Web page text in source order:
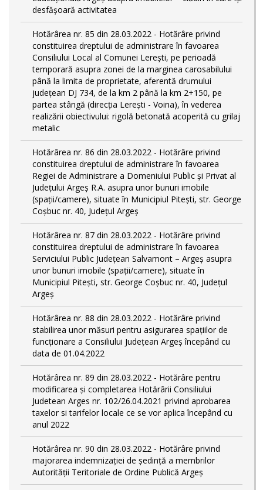
desfășoară activitatea
Hotărârea nr. 85 din 28.03.2022 - Hotărâre privind
constituirea dreptului de administrare în favoarea
Consiliului Local al Comunei Lerești, pe perioadă
temporară asupra zonei de la marginea carosabilului
până la limita de proprietate, aferentă drumului
județean DJ 734, de la km 2 până la km 2+150, pe
partea stângă (direcția Lerești - Voina), în vederea
realizării obiectivului: rigolă betonată acoperită cu grilaj
metalic
Hotărârea nr. 86 din 28.03.2022 - Hotărâre privind
constituirea dreptului de administrare în favoarea
Regiei de Administrare a Domeniului Public și Privat al
Județului Argeș R.A. asupra unor bunuri imobile
(spații/camere), situate în Municipiul Pitești, str. George
Coșbuc nr. 40, Județul Argeș
Hotărârea nr. 87 din 28.03.2022 - Hotărâre privind
constituirea dreptului de administrare în favoarea
Serviciului Public Județean Salvamont – Argeș asupra
unor bunuri imobile (spații/camere), situate în
Municipiul Pitești, str. George Coșbuc nr. 40, Județul
Argeș
Hotărârea nr. 88 din 28.03.2022 - Hotărâre privind
stabilirea unor măsuri pentru asigurarea spațiilor de
funcționare a Consiliului Județean Argeș începând cu
data de 01.04.2022
Hotărârea nr. 89 din 28.03.2022 - Hotărâre pentru
modificarea și completarea Hotărârii Consiliului
Judetean Arges nr. 102/26.04.2021 privind aprobarea
taxelor si tarifelor locale ce se vor aplica începând cu
anul 2022
Hotărârea nr. 90 din 28.03.2022 - Hotărâre privind
majorarea indemnizației de ședință a membrilor
Autorității Teritoriale de Ordine Publică Argeș